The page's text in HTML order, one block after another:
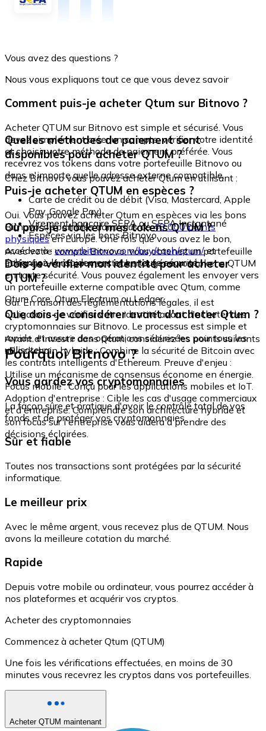
Vous avez des questions ?
Nous vous expliquons tout ce que vous devez savoir
Comment puis-je acheter Qtum sur Bitnovo ?
Acheter QTUM sur Bitnovo est simple et sécurisé. Vous
devez simplement créer un compte, vérifier votre identité
et choisir votre méthode de paiement préférée. Vous
recevrez vos tokens dans votre portefeuille Bitnovo ou
dans n'importe quelle adresse externe compatible.
Quelles méthodes de paiement sont
disponibles pour acheter QTUM ?
Chez Bitnovo vous pouvez acheter Qtum en utilisant :
Carte de crédit ou de débit (Visa, Mastercard, Apple
Pay, Google Pay)
Virement bancaire SEPA ou SEPA Instantané
Espèces via les bons Bitnovo
Puis-je acheter QTUM en espèces ?
Oui. Vous pouvez acheter Qtum en espèces via les bons
Bitnovo, disponibles dans plus de40 000 points
physiquesen Europe. Une fois que vous avez le bon,
accédez à : www.bitnovo.com/buy/cash/qtum/et
échangez-le rapidement et en toute sécurité.
Où puis-je stocker mes tokens QTUM ?
Avec votre compte Bitnovo, vous obtenez un portefeuille
intégré où vous pouvez stocker et gérer vos tokens QTUM
en toute sécurité. Vous pouvez également les envoyer vers
un portefeuille externe compatible avec Qtum, comme
Qtum Core, Qtum Electrum ou Ledger.
Dois-je vérifier mon identité pour acheter
QTUM ?
Oui. En raison des réglementations légales, il est
obligatoire de vérifier votre identité avant d'acheter des
cryptomonnaies sur Bitnovo. Le processus est simple et
rapide, et assure des opérations sécurisées pour tous les
utilisateurs.
Que dois-je considérer avant d'acheter Qtum ?
Avant d'investir dans Qtum, considérez les points suivants
: Blockchain hybride : Combine la sécurité de Bitcoin avec
les contrats intelligents d'Ethereum. Preuve d'enjeu :
Utilise un mécanisme de consensus économe en énergie.
Focus mobile : Conçu pour les applications mobiles et IoT.
Adoption d'entreprise : Cible les cas d'usage commerciaux
et d'entreprise. Comprendre son architecture hybride et
son focus sur l'entreprise vous aidera à prendre des
décisions éclairées.
Pourquoi Bitnovo ?
Vous gardez vos cryptomonnaies
La façon sûre et pratique d'avoir le contrôle total de vos
fonds et de protéger vos cryptomonnaies.
Sûr et fiable
Toutes nos transactions sont protégées par la sécurité
informatique.
Le meilleur prix
Avec le même argent, vous recevez plus de QTUM. Nous
avons la meilleure cotation du marché.
Rapide
Depuis votre mobile ou ordinateur, vous pourrez accéder à
nos plateformes et acquérir vos cryptos.
Acheter des cryptomonnaies
Commencez à acheter Qtum (QTUM)
Une fois les vérifications effectuées, en moins de 30
minutes vous recevrez les cryptos dans vos portefeuilles.
Acheter QTUM maintenant